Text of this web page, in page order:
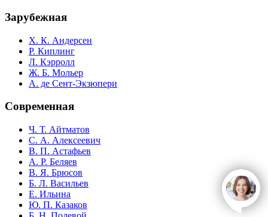
Зарубежная
Х. К. Андерсен
Р. Киплинг
Л. Кэрролл
Ж. Б. Мольер
А. де Сент-Экзюпери
Современная
Ч. Т. Айтматов
С. А. Алексеевич
В. П. Астафьев
А. Р. Беляев
В. Я. Брюсов
Б. Л. Васильев
Е. Ильина
Ю. П. Казаков
open